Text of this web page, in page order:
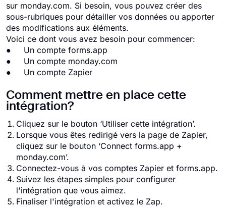
sur monday.com. Si besoin, vous pouvez créer des
sous-rubriques pour détailler vos données ou apporter
des modifications aux éléments.
Voici ce dont vous avez besoin pour commencer:
● Un compte forms.app
● Un compte monday.com
● Un compte Zapier
Comment mettre en place cette
intégration?
Cliquez sur le bouton ‘Utiliser cette intégration’.
Lorsque vous êtes redirigé vers la page de Zapier,
cliquez sur le bouton ‘Connect forms.app +
monday.com’.
Connectez-vous à vos comptes Zapier et forms.app.
Suivez les étapes simples pour configurer
l'intégration que vous aimez.
Finaliser l'intégration et activez le Zap.